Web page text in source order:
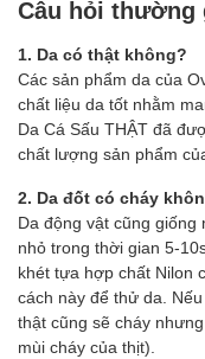
Câu hỏi thường
1. Da có thật không?
Các sản phẩm da của
chất liệu da tốt nhằm
Da Cá Sấu THẬT đã
chất lượng sản phẩm
2. Da đốt có cháy
Da động vật cũng
nhỏ trong thời gian 5-
khét tựa hợp chất Nilon
cách này để thử da.
thật cũng sẽ cháy
mùi cháy của thịt).